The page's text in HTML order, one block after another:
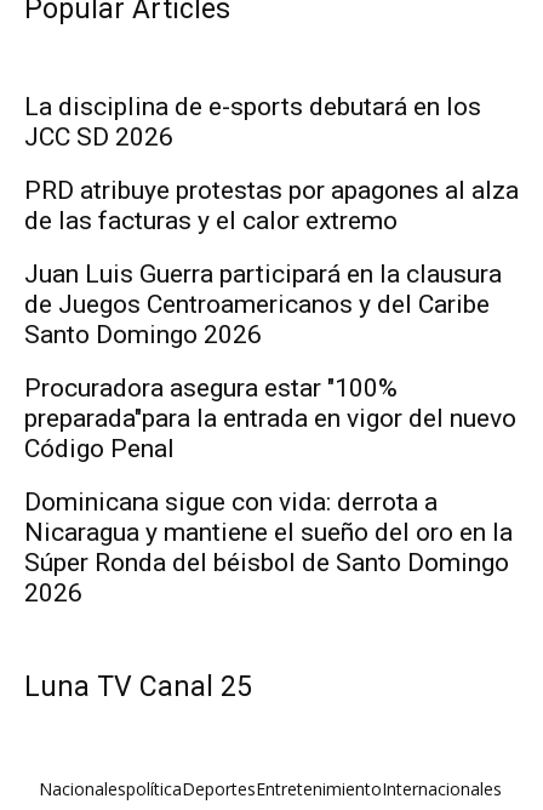
Popular Articles
La disciplina de e-sports debutará en los
JCC SD 2026
PRD atribuye protestas por apagones al alza
de las facturas y el calor extremo
Juan Luis Guerra participará en la clausura
de Juegos Centroamericanos y del Caribe
Santo Domingo 2026
Procuradora asegura estar "100%
preparada"para la entrada en vigor del nuevo
Código Penal
Dominicana sigue con vida: derrota a
Nicaragua y mantiene el sueño del oro en la
Súper Ronda del béisbol de Santo Domingo
2026
Luna TV Canal 25
NacionalespolíticaDeportesEntretenimientoInternacionales